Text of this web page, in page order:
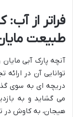
فراتر از
طبیعت
آنچه پارک آبی
توانایی آن در ارائه
دریچه ای به سوی
می گشاید و به
هیجان، به کاوش در